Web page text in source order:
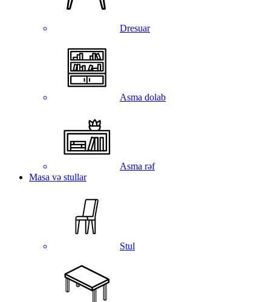
Dresuar
Asma dolab
Asma rəf
Masa və stullar
Stul